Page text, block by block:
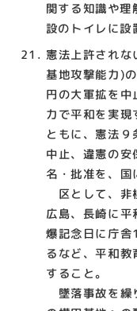
関する知識や
設のトイレに設
憲法上許され
基地攻撃能力)
円の大軍拡を
力で平和を実現
ともに、憲法
中止、違憲の
名・批准を、国
区として、非
広島、長崎に
爆記念日に庁
るなど、平和
すること。
墜落事故を繰